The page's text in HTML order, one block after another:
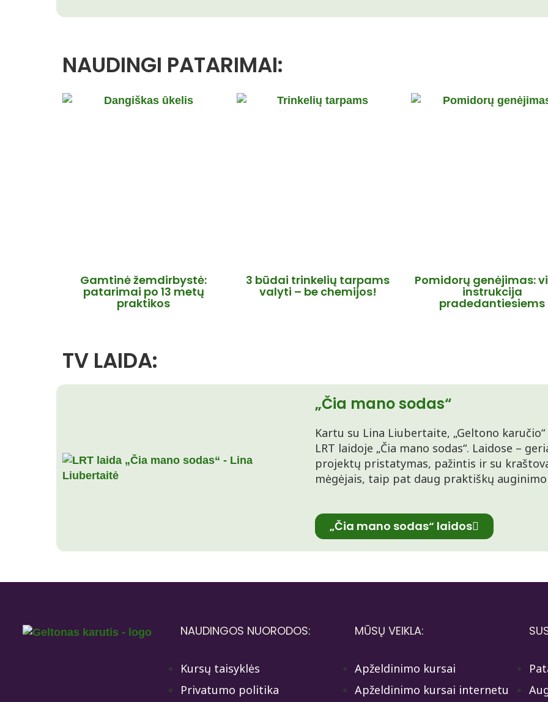
NAUDINGI PATARIMAI:
Gamtinė žemdirbystė:
patarimai po 13 metų
praktikos
3 būdai trinkelių tarpams
valyti – be chemijos!
Pomidorų genėjimas:
instrukcija
pradedantiesiems
TV LAIDA:
„Čia mano sodas“
Kartu su Lina Liubertaite, „Geltono
LRT laidoje „Čia mano sodas“. Laidose –
projektų pristatymas, pažintis ir su
mėgėjais, taip pat daug praktiškų
„Čia mano sodas“ laidos
NAUDINGOS NUORODOS:
Kursų taisyklės
Privatumo politika
MŪSŲ VEIKLA:
Apželdinimo kursai
Apželdinimo kursai internetu